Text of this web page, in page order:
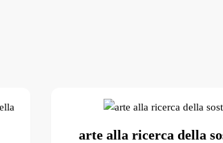
arte alla ricerca della